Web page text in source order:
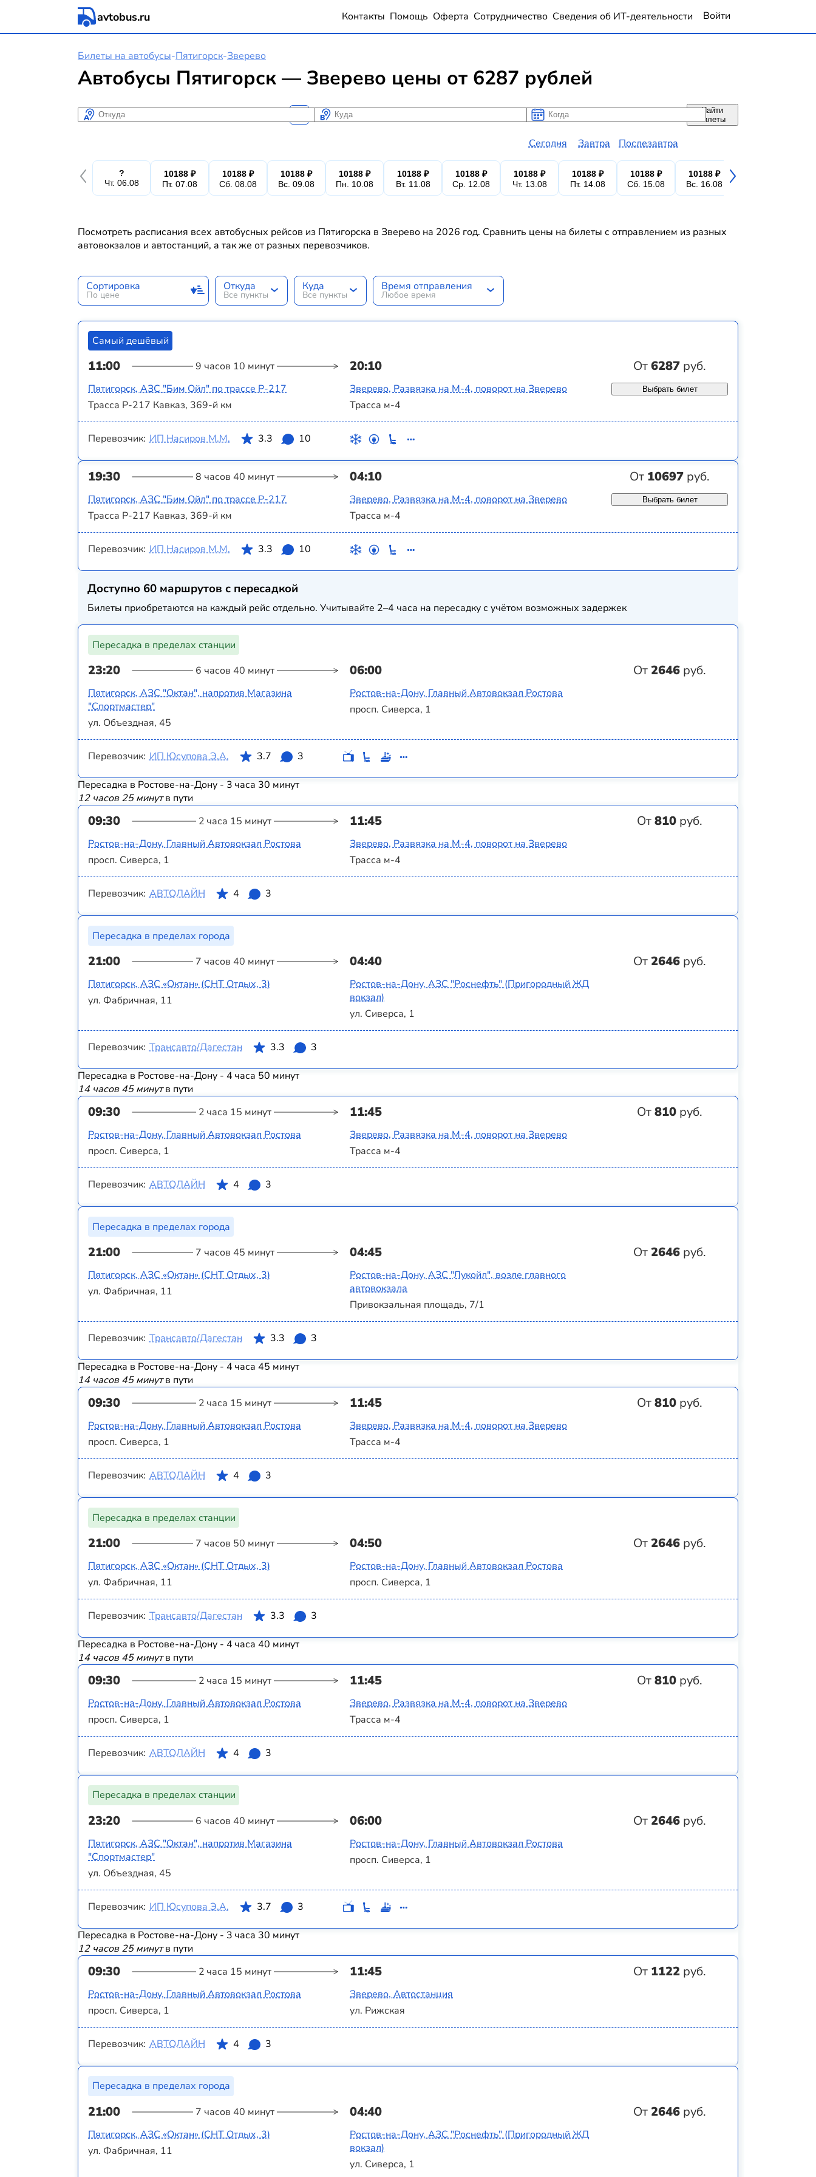
avtobus.ru Контакты Помощь Оферта Сотрудничество Сведения об ИТ-деятельности Войти
Билеты на автобусы-Пятигорск-Зверево
Автобусы Пятигорск — Зверево цены от 6287 рублей
Откуда Куда Когда
Когда
Сегодня Завтра Послезавтра
Найти
билеты
?
Чт. 06.08
10188 ₽
Пт. 07.08
10188 ₽
Сб. 08.08
10188 ₽
Вс. 09.08
10188 ₽
Пн. 10.08
10188 ₽
Вт. 11.08
10188 ₽
Ср. 12.08
10188 ₽
Чт. 13.08
10188 ₽
Пт. 14.08
10188 ₽
Сб. 15.08
10188 ₽
Вс. 16.08
Посмотреть расписания всех автобусных рейсов из Пятигорска в Зверево на 2026 год. Сравнить цены на билеты с отправлением из разных
автовокзалов и автостанций, а так же от разных перевозчиков.
Сортировка
По цене
Откуда
Все пункты
Куда
Все пункты
Время отправления
Любое время
Самый дешёвый
11:00 9 часов 10 минут 20:10 От6287 руб.
Пятигорск, АЗС "Бим Ойл" по трассе Р-217
Трасса Р-217 Кавказ, 369-й км
Зверево, Развязка на М-4, поворот на Зверево
Трасса м-4
Выбрать билет
Перевозчик: ИП Насиров М.М. 3.3 10
19:30 8 часов 40 минут 04:10 От 10697 руб.
Пятигорск, АЗС "Бим Ойл" по трассе Р-217
Трасса Р-217 Кавказ, 369-й км
Зверево, Развязка на М-4, поворот на Зверево
Трасса м-4
Выбрать билет
Перевозчик: ИП Насиров М.М. 3.3 10
Доступно 60 маршрутов с пересадкой
Билеты приобретаются на каждый рейс отдельно. Учитывайте 2–4 часа на пересадку с учётом возможных задержек
Пересадка в пределах станции
23:20 6 часов 40 минут 06:00 От2646 руб.
Пятигорск, АЗС "Октан", напротив Магазина
"Спортмастер"
ул. Объездная, 45
Ростов-на-Дону, Главный Автовокзал Ростова
просп. Сиверса, 1
Перевозчик: ИП Юсупова Э.А. 3.7 3
Пересадка в Ростове-на-Дону - 3 часа 30 минут
12 часов 25 минутв пути
09:30 2 часа 15 минут 11:45 От810 руб.
Ростов-на-Дону, Главный Автовокзал Ростова
просп. Сиверса, 1
Зверево, Развязка на М-4, поворот на Зверево
Трасса м-4
Перевозчик: АВТОЛАЙН 4 3
Пересадка в пределах города
21:00 7 часов 40 минут 04:40 От2646 руб.
Пятигорск, АЗС «‎Октан» (СНТ Отдых, 3)
ул. Фабричная, 11
Ростов-на-Дону, АЗС "Роснефть" (Пригородный ЖД
вокзал)
ул. Сиверса, 1
Перевозчик: Трансавто/Дагестан 3.3 3
Пересадка в Ростове-на-Дону - 4 часа 50 минут
14 часов 45 минутв пути
09:30 2 часа 15 минут 11:45 От810 руб.
Ростов-на-Дону, Главный Автовокзал Ростова
просп. Сиверса, 1
Зверево, Развязка на М-4, поворот на Зверево
Трасса м-4
Перевозчик: АВТОЛАЙН 4 3
Пересадка в пределах города
21:00 7 часов 45 минут 04:45 От2646 руб.
Пятигорск, АЗС «‎Октан» (СНТ Отдых, 3)
ул. Фабричная, 11
Ростов-на-Дону, АЗС "Лукойл", возле главного
автовокзала
Привокзальная площадь, 7/1
Перевозчик: Трансавто/Дагестан 3.3 3
Пересадка в Ростове-на-Дону - 4 часа 45 минут
14 часов 45 минутв пути
09:30 2 часа 15 минут 11:45 От810 руб.
Ростов-на-Дону, Главный Автовокзал Ростова
просп. Сиверса, 1
Зверево, Развязка на М-4, поворот на Зверево
Трасса м-4
Перевозчик: АВТОЛАЙН 4 3
Пересадка в пределах станции
21:00 7 часов 50 минут 04:50 От2646 руб.
Пятигорск, АЗС «‎Октан» (СНТ Отдых, 3)
ул. Фабричная, 11
Ростов-на-Дону, Главный Автовокзал Ростова
просп. Сиверса, 1
Перевозчик: Трансавто/Дагестан 3.3 3
Пересадка в Ростове-на-Дону - 4 часа 40 минут
14 часов 45 минутв пути
09:30 2 часа 15 минут 11:45 От810 руб.
Ростов-на-Дону, Главный Автовокзал Ростова
просп. Сиверса, 1
Зверево, Развязка на М-4, поворот на Зверево
Трасса м-4
Перевозчик: АВТОЛАЙН 4 3
Пересадка в пределах станции
23:20 6 часов 40 минут 06:00 От2646 руб.
Пятигорск, АЗС "Октан", напротив Магазина
"Спортмастер"
ул. Объездная, 45
Ростов-на-Дону, Главный Автовокзал Ростова
просп. Сиверса, 1
Перевозчик: ИП Юсупова Э.А. 3.7 3
Пересадка в Ростове-на-Дону - 3 часа 30 минут
12 часов 25 минутв пути
09:30 2 часа 15 минут 11:45 От 1122 руб.
Ростов-на-Дону, Главный Автовокзал Ростова
просп. Сиверса, 1
Зверево, Автостанция
ул. Рижская
Перевозчик: АВТОЛАЙН 4 3
Пересадка в пределах города
21:00 7 часов 40 минут 04:40 От2646 руб.
Пятигорск, АЗС «‎Октан» (СНТ Отдых, 3)
ул. Фабричная, 11
Ростов-на-Дону, АЗС "Роснефть" (Пригородный ЖД
вокзал)
ул. Сиверса, 1